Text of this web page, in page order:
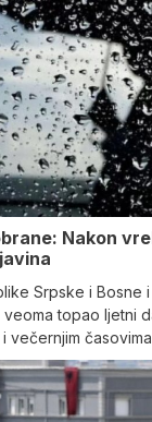
Nakon
Srpske i Bosne
topao ljetni
večernjim